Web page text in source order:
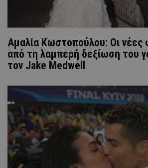
Αμαλία Κωστοπούλου: Οι
από τη λαμπερή δεξίωση του
τον Jake Medwell